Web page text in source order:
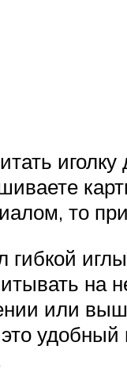
то
гибкой
на
или
это